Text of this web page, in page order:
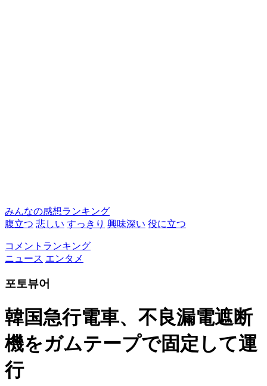
みんなの感想ランキング
腹立つ 悲しい すっきり 興味深い 役に立つ
コメントランキング
ニュース エンタメ
포토뷰어
韓国急行電車、不良漏電遮断
機をガムテープで固定して運
行